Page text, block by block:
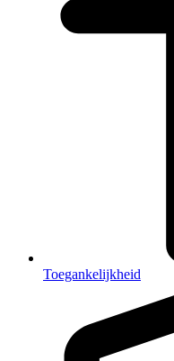
Toegankelijkheid